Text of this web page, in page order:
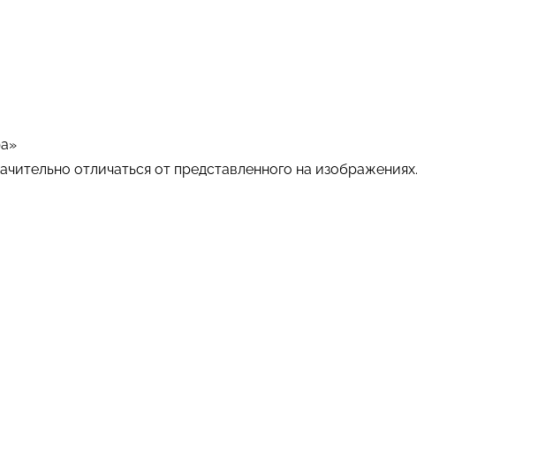
отличаться от представленного на изображениях.